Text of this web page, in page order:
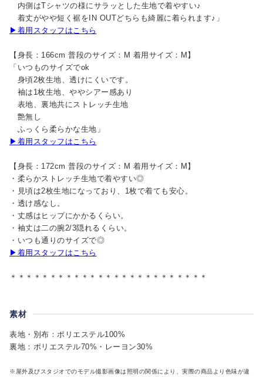
内側はTシャツの様にサラッとした生地で着やすい♪
着丈がやや短く裾をIN OUTどちらも綺麗に着られます♪」
▶着用スタッフはこちら
【身長：166cm 普段のサイズ：M 着用サイズ：M】
「いつものサイズでok
身頃2枚生地、透けにくいです。
袖は1枚生地、ややシアー感あり
表地、裏地共にストレッチ生地
艶無し
ふっくら柔らかな生地」
▶着用スタッフはこちら
【身長：172cm 普段のサイズ：M 着用サイズ：M】
・柔らかストレッチ生地で着やすい◎
・見頃は2枚生地になっており、1枚で着ても安心。
・透け感なし。
・丈感はヒップにかかるくらい。
・袖丈は二の腕2/3隠れるくらい。
・いつも通りのサイズで◎
▶着用スタッフはこちら
＊＊＊＊＊＊＊＊＊＊＊＊＊＊＊＊＊＊＊＊＊＊＊＊＊
素材
表地・別布：ポリエステル100%
裏地：ポリエステル70%・レーヨン30%
※屋外及びスタジオでのモデル撮影画像は照明の関係により、実際の商品より色味が違